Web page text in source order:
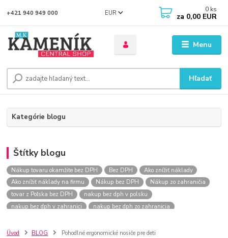
Menu
EUR
Hľadať
+421 940 949 000 0 ks
za 0,00 EUR
Kategórie blogu
Štítky blogu
Nákup tovaru okamžite bez DPH Bez DPH
Ako znížiť náklady
Ako znížiť náklady na firmu
Nákup bez DPH
Nákup zo zahraničia
tovar z Poľska bez DPH
nakup bez dph v polsku
nakup bez dph v zahranici
nakup bez dph zo zahranicia
szco nakup bez dph
Smart hodinky pre deti
Úvod BLOG Pohodlné ergonomické nosiče pre deti